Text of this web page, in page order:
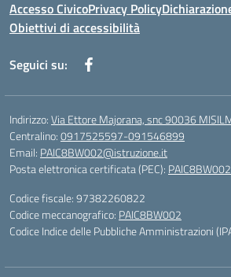
Accesso CivicoPrivacy Policy
Obiettivi di accessibilità
Seguici su:
Indirizzo:Via Ettore Majorana, snc 90036
Centralino:0917525597-091546899
Email: PAIC8BW002@istruzione.it
Posta elettronica certificata (PEC):
Codice fiscale: 97382260822
Codice meccanografico: PAIC8BW002
Codice Indice delle Pubbliche Amministrazioni